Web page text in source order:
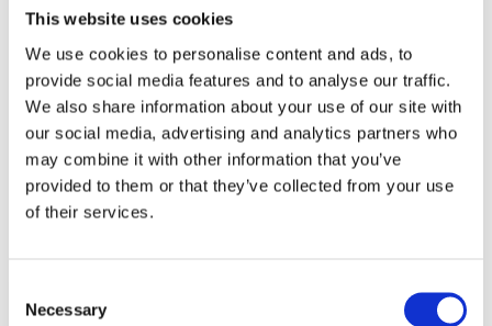
This website uses cookies
We use cookies to personalise content and ads, to
provide social media features and to analyse our traffic.
We also share information about your use of our site with
our social media, advertising and analytics partners who
may combine it with other information that you’ve
provided to them or that they’ve collected from your use
of their services.
Selection
Necessary
Facebook
Andra kunder köpte
även: